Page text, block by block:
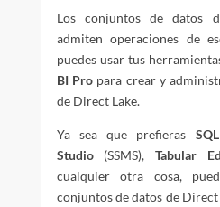
Los conjuntos de datos
admiten operaciones de
puedes usar tus
BI Pro para crear y
de Direct Lake.
Ya sea que prefieras
Studio(SSMS), Tabular
cualquier otra cosa,
conjuntos de datos de